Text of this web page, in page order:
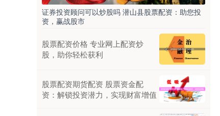
证券投资顾问可以炒股吗 潜山县股票配资：助您投
资，赢战股市
股票配资价格 专业网上配资炒
股，助你轻松获利
股票配资期货配资 股票资金配
资：解锁投资潜力，实现财富增值